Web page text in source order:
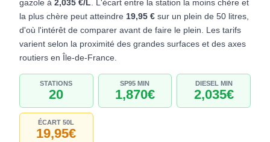
gazole à 2,035 €/L. L'écart entre la station la moins chère et
la plus chère peut atteindre 19,95 € sur un plein de 50 litres,
d'où l'intérêt de comparer avant de faire le plein. Les tarifs
varient selon la proximité des grandes surfaces et des axes
routiers en Île-de-France.
STATIONS
20
SP95 MIN
1,870€
DIESEL MIN
2,035€
ÉCART 50L
19,95€